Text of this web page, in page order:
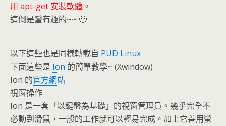
用 apt-get 安裝軟體。
這倒是蠻有趣的~~ 🙂
以下這些也是同樣轉載自 PUD Linux
下面這些是 Ion 的簡單教學~ (Xwindow)
Ion 的官方網站
視窗操作
Ion 是一套「以鍵盤為基礎」的視窗管理員。幾乎完全不
必動到滑鼠，一般的工作就可以輕易完成。加上它善用螢